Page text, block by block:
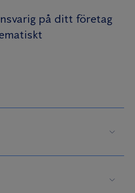
på ditt företag